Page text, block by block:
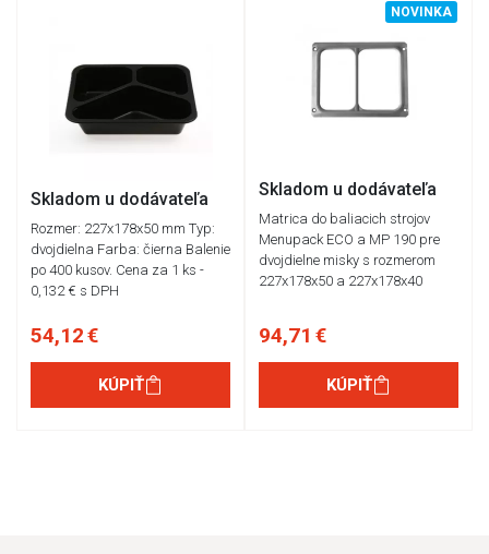
Skladom u dodávateľa
Rozmer: 227x178x50 mm Typ:
dvojdielna Farba: čierna Balenie
po 400 kusov. Cena za 1 ks -
0,132 € s DPH
54,12 €
KÚPIŤ
NOVINKA
Skladom u dodávateľa
Matrica do baliacich strojov
Menupack ECO a MP 190 pre
dvojdielne misky s rozmerom
227x178x50 a 227x178x40
94,71 €
KÚPIŤ